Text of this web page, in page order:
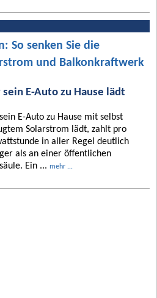
So senken Sie die
und Balkonkraftwerk
sein E-Auto zu Hause lädt
E-Auto zu Hause mit selbst
Solarstrom lädt, zahlt pro
in aller Regel deutlich
als an einer öffentlichen
Ein ... mehr ...